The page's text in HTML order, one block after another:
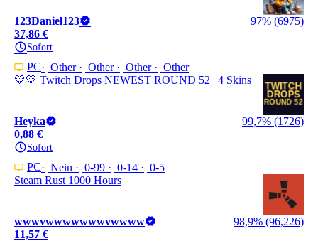
123Daniel123
97% (6975)
37,86 €
Sofort
PC Other Other Other
Other
💛💛 Twitch Drops NEWEST ROUND 52 | 4 Skins
Heyka
99,7% (1726)
0,88 €
Sofort
PC Nein 0-99 0-14
0-5
Steam Rust 1000 Hours
wwwvwwwwwwwvwwww
98,9% (96,226)
11,57 €